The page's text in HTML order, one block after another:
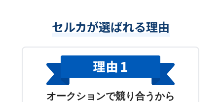
セルカが選ばれる理由
オークションで競り合うから